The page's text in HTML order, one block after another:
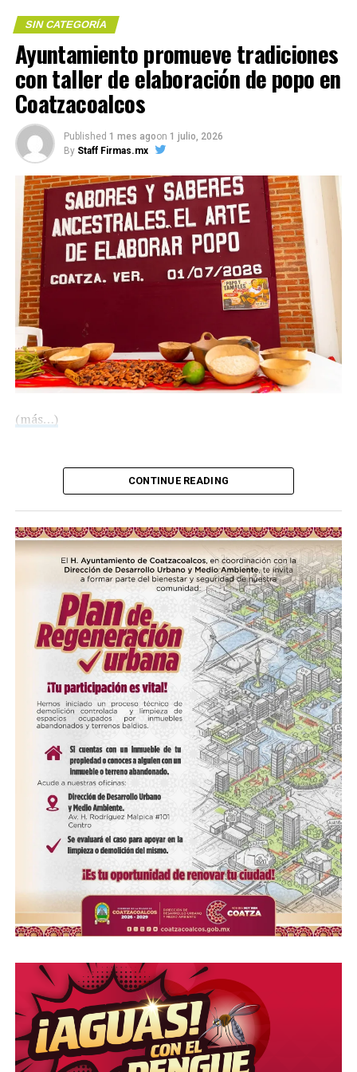
Me gusta esto:
COMPARTE ESTA INFORMACIÓN
RELATED TOPICS:
UP NEXT
Pueblo y gobierno de de Nanchital envian dos toneladas
de ayuda a Guerrero
DON'T MISS
Encabeza Esmeralda Mora operativo de apoyo a la
comunidad afectada por el FF8
Me gusta esto:
COMPARTE ESTA INFORMACIÓN
SIN CATEGORÍA
Ayuntamiento promueve tradiciones
con taller de elaboración de popo en
Coatzacoalcos
Published 1 mes agoon 1 julio, 2026
By Staff Firmas.mx
(más…)
Me gusta esto:
COMPARTE ESTA INFORMACIÓN
CONTINUE READING